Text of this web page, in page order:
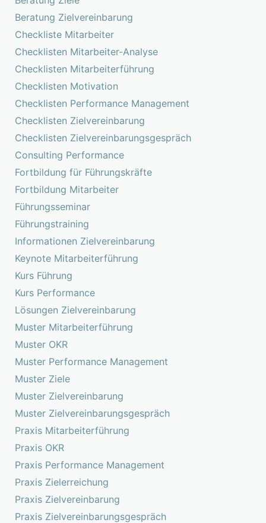
Beratung Zielvereinbarung
Checkliste Mitarbeiter
Checklisten Mitarbeiter-Analyse
Checklisten Mitarbeiterführung
Checklisten Motivation
Checklisten Performance Management
Checklisten Zielvereinbarung
Checklisten Zielvereinbarungsgespräch
Consulting Performance
Fortbildung für Führungskräfte
Fortbildung Mitarbeiter
Führungsseminar
Führungstraining
Informationen Zielvereinbarung
Keynote Mitarbeiterführung
Kurs Führung
Kurs Performance
Lösungen Zielvereinbarung
Muster Mitarbeiterführung
Muster OKR
Muster Performance Management
Muster Ziele
Muster Zielvereinbarung
Muster Zielvereinbarungsgespräch
Praxis Mitarbeiterführung
Praxis OKR
Praxis Performance Management
Praxis Zielerreichung
Praxis Zielvereinbarung
Praxis Zielvereinbarungsgespräch